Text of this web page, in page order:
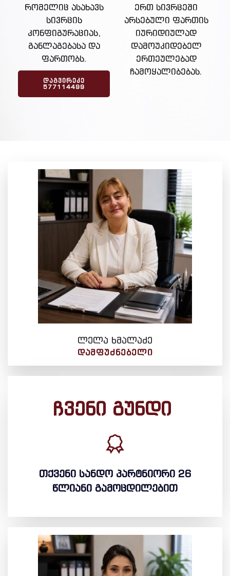
რომელიც ასახავს
სივრცის
კონფიგურაციას,
განლაგებასა და
ფართობს.
ᲓᲐᲒᲕᲘᲠᲔᲙᲔ
577114499
ერთ სივრცეში
არსებული ფართის
იურიდიულად
დამოუკიდებელ
ერთეულებად
ჩამოყალიბებას.
ლელა ხმალაძე
ᲓᲐᲛᲤᲣᲫᲜᲔᲑᲔᲚᲘ
ჩვენი გუნდი
თქვენი სანდო პარტნიორი 26
წლიანი გამოცდილებით